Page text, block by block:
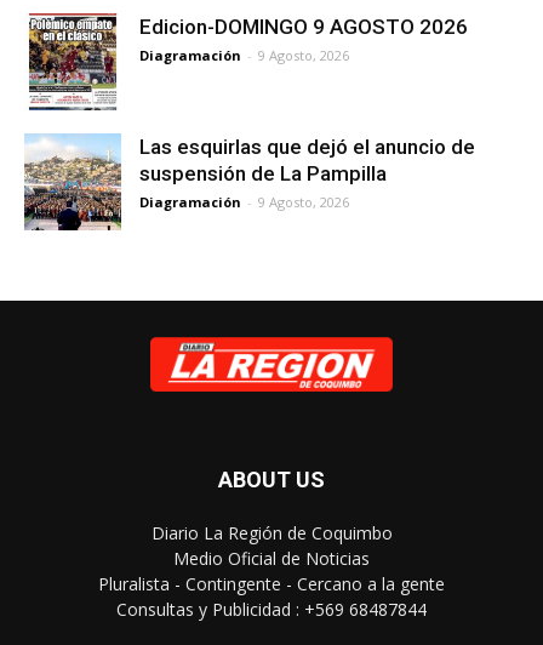
Edicion-DOMINGO 9 AGOSTO 2026
Diagramación - 9 Agosto, 2026
Las esquirlas que dejó el anuncio de
suspensión de La Pampilla
Diagramación - 9 Agosto, 2026
ABOUT US
Diario La Región de Coquimbo
Medio Oficial de Noticias
Pluralista - Contingente - Cercano a la gente
Consultas y Publicidad : +569 68487844